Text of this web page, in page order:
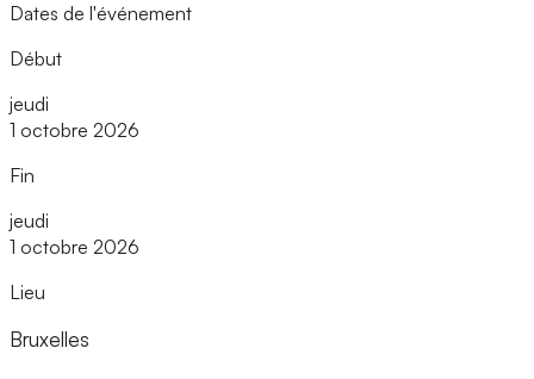
Dates de l'événement
Début
jeudi
1 octobre 2026
Fin
jeudi
1 octobre 2026
Lieu
Bruxelles